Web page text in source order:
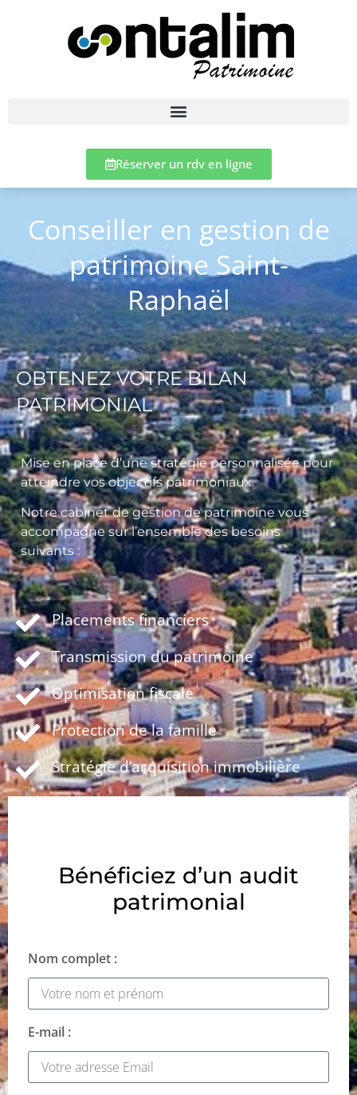
Réserver un rdv en ligne
Conseiller en gestion de
patrimoine Saint-
Raphaël
OBTENEZ VOTRE BILAN
PATRIMONIAL
Mise en place d’une stratégie personnalisée pour
atteindre vos objectifs patrimoniaux.
Notre cabinet de gestion de patrimoine vous
accompagne sur l’ensemble des besoins
suivants :
Placements financiers
Transmission du patrimoine
Optimisation fiscale
Protection de la famille
Stratégie d’acquisition immobilière
Bénéficiez d’un audit
patrimonial
Nom complet :
E-mail :